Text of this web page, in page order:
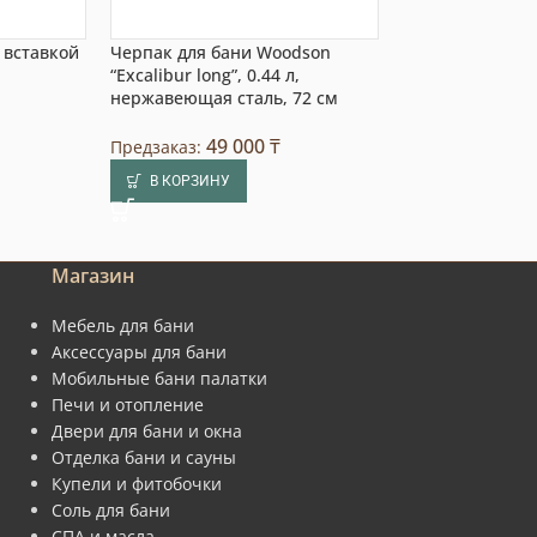
Черпак для бани Woodson
“Excalibur long”, 0.44 л,
нержавеющая сталь, 72 см
Предзаказ: 49 000₸
В КОРЗИНУ
Магазин
Мебель для бани
Аксессуары для бани
Мобильные бани палатки
Печи и отопление
Двери для бани и окна
Отделка бани и сауны
Купели и фитобочки
Соль для бани